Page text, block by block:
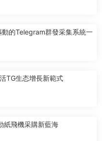
的Telegram群發采集系統一
TG生态增長新範式
紙飛機采購新藍海